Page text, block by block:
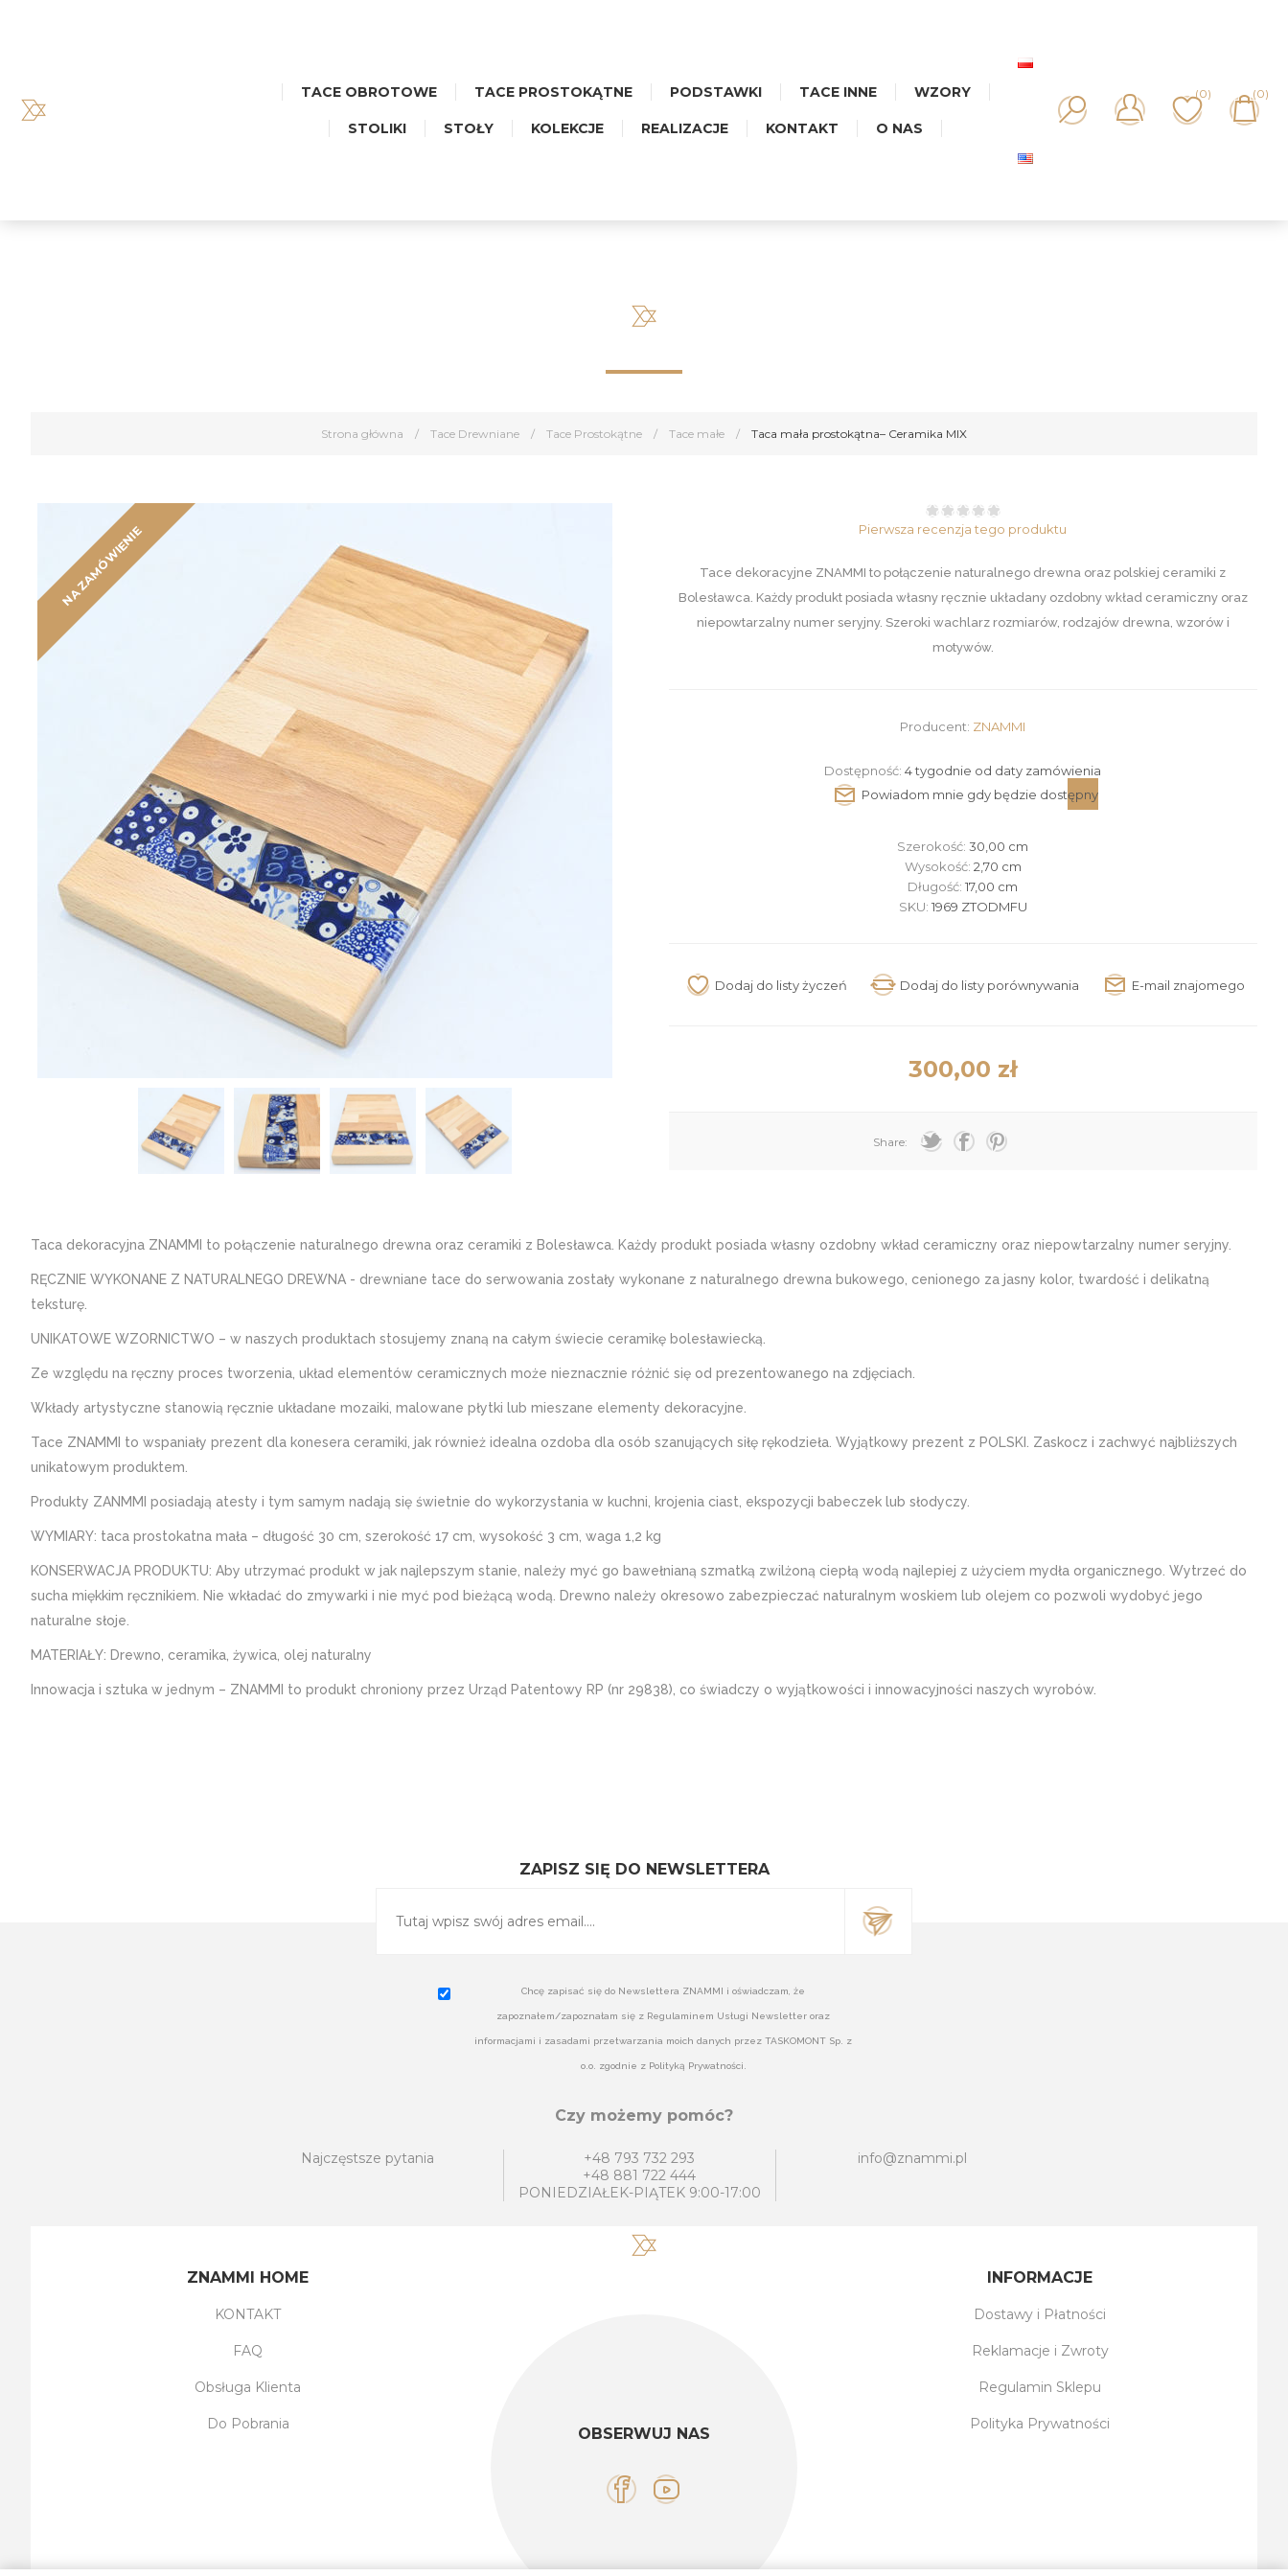
TACE OBROTOWE TACE PROSTOKĄTNE PODSTAWKI TACE INNE WZORY
STOLIKI STOŁY KOLEKCJE REALIZACJE KONTAKT O NAS
(0) (0)
Strona główna / Tace Drewniane / Tace Prostokątne / Tace małe / Taca mała prostokątna– Ceramika MIX
NA ZAMÓWIENIE Pierwsza recenzja tego produktu
Tace dekoracyjne ZNAMMI to połączenie naturalnego drewna oraz polskiej ceramiki z
Bolesławca. Każdy produkt posiada własny ręcznie układany ozdobny wkład ceramiczny oraz
niepowtarzalny numer seryjny. Szeroki wachlarz rozmiarów, rodzajów drewna, wzorów i
motywów.
Producent: ZNAMMI
Dostępność: 4 tygodnie od daty zamówienia
Szerokość:30,00 cm
Wysokość: 2,70 cm
Długość:17,00 cm
SKU: 1969 ZTODMFU
300,00 zł
Share:
Taca dekoracyjna ZNAMMI to połączenie naturalnego drewna oraz ceramiki z Bolesławca. Każdy produkt posiada własny ozdobny wkład ceramiczny oraz niepowtarzalny numer seryjny.
RĘCZNIE WYKONANE Z NATURALNEGO DREWNA - drewniane tace do serwowania zostały wykonane z naturalnego drewna bukowego, cenionego za jasny kolor, twardość i delikatną
teksturę.
UNIKATOWE WZORNICTWO – w naszych produktach stosujemy znaną na całym świecie ceramikę bolesławiecką.
Ze względu na ręczny proces tworzenia, układ elementów ceramicznych może nieznacznie różnić się od prezentowanego na zdjęciach.
Wkłady artystyczne stanowią ręcznie układane mozaiki, malowane płytki lub mieszane elementy dekoracyjne.
Tace ZNAMMI to wspaniały prezent dla konesera ceramiki, jak również idealna ozdoba dla osób szanujących siłę rękodzieła. Wyjątkowy prezent z POLSKI. Zaskocz i zachwyć najbliższych
unikatowym produktem.
Produkty ZANMMI posiadają atesty i tym samym nadają się świetnie do wykorzystania w kuchni, krojenia ciast, ekspozycji babeczek lub słodyczy.
WYMIARY: taca prostokatna mała – długość 30 cm, szerokość 17 cm, wysokość 3 cm, waga 1,2 kg
KONSERWACJA PRODUKTU: Aby utrzymać produkt w jak najlepszym stanie, należy myć go bawełnianą szmatką zwilżoną ciepłą wodą najlepiej z użyciem mydła organicznego. Wytrzeć do
sucha miękkim ręcznikiem. Nie wkładać do zmywarki i nie myć pod bieżącą wodą. Drewno należy okresowo zabezpieczać naturalnym woskiem lub olejem co pozwoli wydobyć jego
naturalne słoje.
MATERIAŁY: Drewno, ceramika, żywica, olej naturalny
Innowacja i sztuka w jednym – ZNAMMI to produkt chroniony przez Urząd Patentowy RP (nr 29838), co świadczy o wyjątkowości i innowacyjności naszych wyrobów.
ZAPISZ SIĘ DO NEWSLETTERA
Chcę zapisać się do Newslettera ZNAMMI i oświadczam, że
zapoznałem/zapoznałam się z Regulaminem Usługi Newsletter oraz
informacjami i zasadami przetwarzania moich danych przez TASKOMONT Sp. z
o.o. zgodnie z Polityką Prywatności.
Czy możemy pomóc?
Najczęstsze pytania
+48 793 732 293
+48 881 722 444
PONIEDZIAŁEK-PIĄTEK 9:00-17:00
info@znammi.pl
OBSERWUJ NAS
ZNAMMI HOME
KONTAKT
FAQ
Obsługa Klienta
Do Pobrania
INFORMACJE
Dostawy i Płatności
Reklamacje i Zwroty
Regulamin Sklepu
Polityka Prywatności